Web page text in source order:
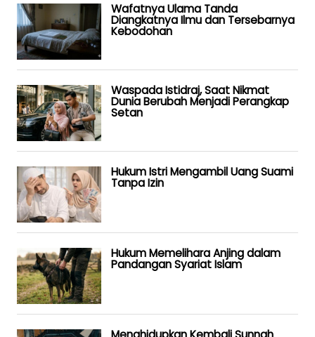
Wafatnya Ulama Tanda
Diangkatnya Ilmu dan Tersebarnya
Kebodohan
Waspada Istidraj, Saat Nikmat
Dunia Berubah Menjadi Perangkap
Setan
Hukum Istri Mengambil Uang Suami
Tanpa Izin
Hukum Memelihara Anjing dalam
Pandangan Syariat Islam